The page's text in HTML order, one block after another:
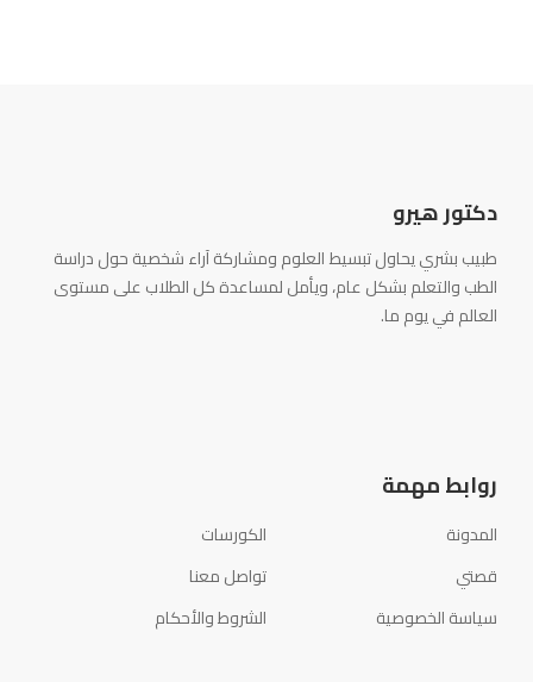
دكتور هيرو
طبيب بشري يحاول تبسيط العلوم ومشاركة آراء شخصية حول دراسة
الطب والتعلم بشكل عام، ويأمل لمساعدة كل الطلاب على مستوى
العالم في يوم ما.
روابط مهمة
المدونة
الكورسات
قصتي
تواصل معنا
سياسة الخصوصية
الشروط والأحكام